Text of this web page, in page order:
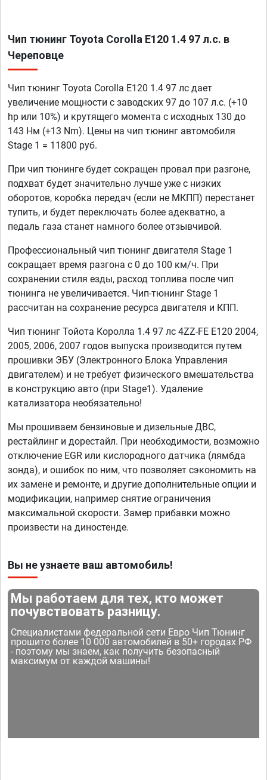
Чип тюнинг Toyota Corolla E120 1.4 97 л.с. в
Череповце
Чип тюнинг Toyota Corolla E120 1.4 97 лс дает
увеличение мощности с заводских 97 до 107 л.с. (+10
hp или 10%) и крутящего момента с исходных 130 до
143 Нм (+13 Nm). Цены на чип тюнинг автомобиля
Stage 1 = 11800 руб.
При чип тюнинге будет сокращен провал при разгоне,
подхват будет значительно лучше уже с низких
оборотов, коробка передач (если не МКПП) перестанет
тупить, и будет переключать более адекватно, а
педаль газа станет намного более отзывчивой.
Профессиональный чип тюнинг двигателя Stage 1
сокращает время разгона с 0 до 100 км/ч. При
сохранении стиля езды, расход топлива после чип
тюнинга не увеличивается. Чип-тюнинг Stage 1
рассчитан на сохранение ресурса двигателя и КПП.
Чип тюнинг Тойота Королла 1.4 97 лс 4ZZ-FE E120 2004,
2005, 2006, 2007 годов выпуска производится путем
прошивки ЭБУ (Электронного Блока Управления
двигателем) и не требует физического вмешательства
в конструкцию авто (при Stage1). Удаление
катализатора необязательно!
Мы прошиваем бензиновые и дизельные ДВС,
рестайлинг и дорестайл. При необходимости, возможно
отключение EGR или кислородного датчика (лямбда
зонда), и ошибок по ним, что позволяет сэкономить на
их замене и ремонте, и другие дополнительные опции и
модификации, например снятие ограничения
максимальной скорости. Замер прибавки можно
произвести на диностенде.
Вы не узнаете ваш автомобиль!
Мы работаем для тех, кто может
почувствовать разницу.
Специалистами федеральной сети Евро Чип Тюнинг
прошито более 10 000 автомобилей в 50+ городах РФ
- поэтому мы знаем, как получить безопасный
максимум от каждой машины!